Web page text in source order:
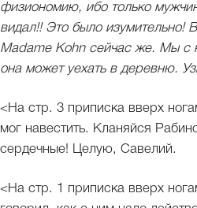
физиономию, ибо только
видал!! Это было изумительно!
Madame Kohn сейчас же. Мы с
она может уехать в деревню.
<На стр. 3 приписка вверх
мог навестить. Кланяйся
сердечные! Целую, Савелий.
<На стр. 1 приписка вверх